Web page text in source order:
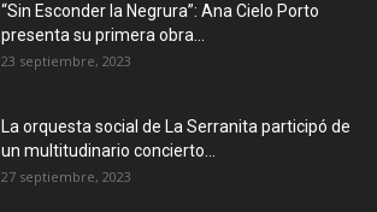
“Sin Esconder la Negrura”: Ana Cielo Porto
presenta su primera obra...
23 septiembre, 2023
La orquesta social de La Serranita participó de
un multitudinario concierto...
27 septiembre, 2023